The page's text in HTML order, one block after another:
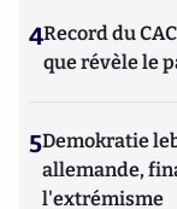
4Record du
que révèle le
5Demokratie
allemande,
l'extrémisme